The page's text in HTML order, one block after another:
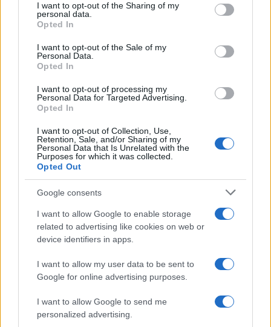
I want to opt-out of the Sharing of my
personal data.
Opted In
I want to opt-out of the Sale of my
Personal Data.
Opted In
I want to opt-out of processing my
Personal Data for Targeted Advertising.
Opted In
I want to opt-out of Collection, Use,
Retention, Sale, and/or Sharing of my
Personal Data that Is Unrelated with the
Purposes for which it was collected.
Opted Out
Google consents
I want to allow Google to enable storage
related to advertising like cookies on web or
device identifiers in apps.
I want to allow my user data to be sent to
Google for online advertising purposes.
I want to allow Google to send me
personalized advertising.